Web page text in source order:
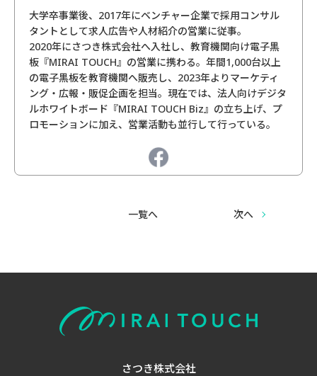
大学卒事業後、2017年にベンチャー企業で採用コンサル
タントとして求人広告や人材紹介の営業に従事。
2020年にさつき株式会社へ入社し、教育機関向け電子黒
板『MIRAI TOUCH』の営業に携わる。年間1,000台以上
の電子黒板を教育機関へ販売し、2023年よりマーケティ
ング・広報・販促企画を担当。現在では、法人向けデジタ
ルホワイトボード『MIRAI TOUCH Biz』の立ち上げ、プ
ロモーションに加え、営業活動も並行して行っている。
一覧へ 次へ
さつき株式会社